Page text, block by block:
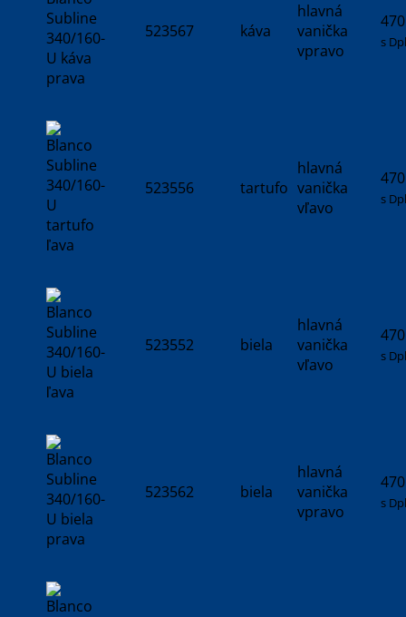
523567 káva
hlavná
vanička
vpravo
s
523556 tartufo
hlavná
vanička
vľavo
s
523552 biela
hlavná
vanička
vľavo
s
523562 biela
hlavná
vanička
vpravo
s